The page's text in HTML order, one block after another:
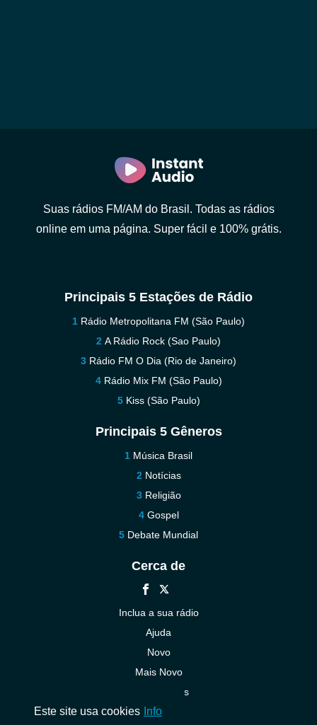
Suas rádios FM/AM do Brasil. Todas as rádios
online em uma página. Super fácil e 100% grátis.
Principais 5 Estações de Rádio
Rádio Metropolitana FM (São Paulo)
A Rádio Rock (Sao Paulo)
Rádio FM O Dia (Rio de Janeiro)
Rádio Mix FM (São Paulo)
Kiss (São Paulo)
Principais 5 Gêneros
Música Brasil
Notícias
Religião
Gospel
Debate Mundial
Cerca de
Inclua a sua rádio
Ajuda
Novo
Mais Novo
Contacte-nos
Este site usa cookies Info